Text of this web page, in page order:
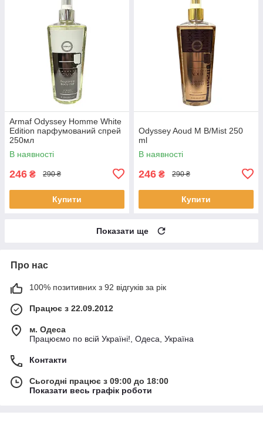
Armaf Odyssey Homme White
Edition парфумований спрей
250мл
В наявності
246 ₴ 290 ₴
Купити
Odyssey Aoud M B/Mist 250
ml
В наявності
246 ₴ 290 ₴
Купити
Показати ще
Про нас
100% позитивних з 92 відгуків за рік
Працює з 22.09.2012
м. Одеса
Працюємо по всій Україні!, Одеса, Україна
Контакти
Сьогодні працює з 09:00 до 18:00
Показати весь графік роботи